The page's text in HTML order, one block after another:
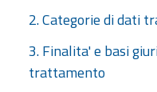
2. Categorie di dati
3. Finalita' e basi
trattamento